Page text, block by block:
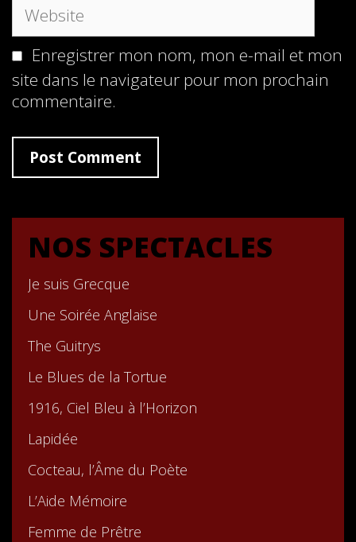
Enregistrer mon nom, mon e-mail et mon
site dans le navigateur pour mon prochain
commentaire.
NOS SPECTACLES
Je suis Grecque
Une Soirée Anglaise
The Guitrys
Le Blues de la Tortue
1916, Ciel Bleu à l’Horizon
Lapidée
Cocteau, l’Âme du Poète
L’Aide Mémoire
Femme de Prêtre